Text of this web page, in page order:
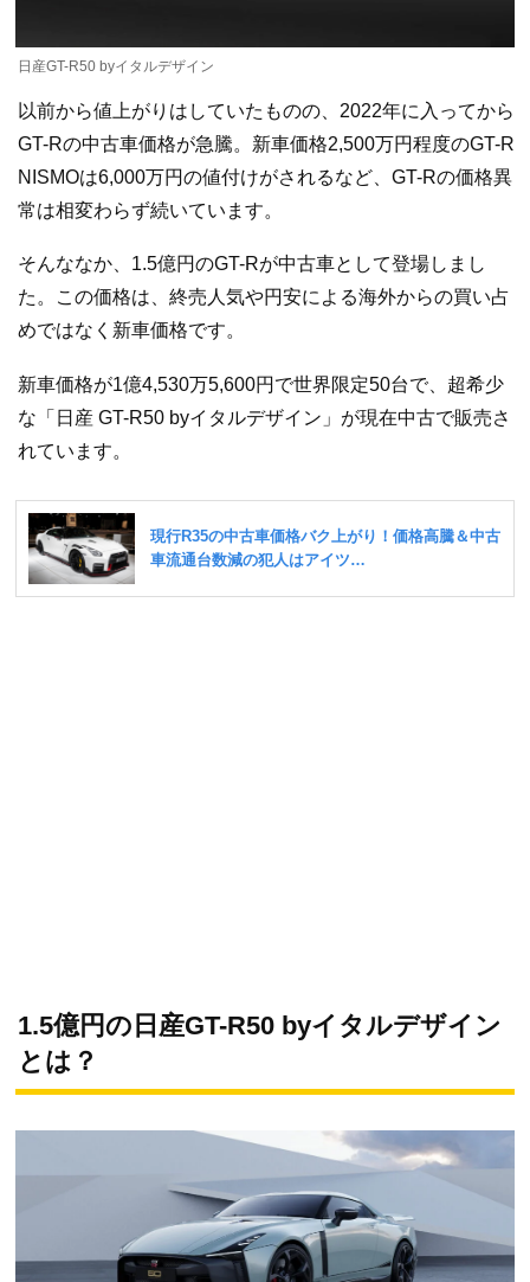
日産GT-R50 byイタルデザイン
以前から値上がりはしていたものの、2022年に入ってから
GT-Rの中古車価格が急騰。新車価格2,500万円程度のGT-R
NISMOは6,000万円の値付けがされるなど、GT-Rの価格異
常は相変わらず続いています。
そんななか、1.5億円のGT-Rが中古車として登場しまし
た。この価格は、終売人気や円安による海外からの買い占
めではなく新車価格です。
新車価格が1億4,530万5,600円で世界限定50台で、超希少
な「日産 GT-R50 byイタルデザイン」が現在中古で販売さ
れています。
1.5億円の日産GT-R50 byイタルデザイン
とは？